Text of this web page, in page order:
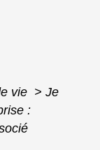
vie > Je
: